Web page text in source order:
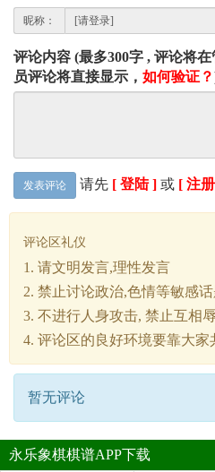
昵称：
评论内容 (最多300字 , 评论将
员评论将直接显示， 如何验证？
发表评论 请先 [ 登陆 ] 或 [ 注
评论区礼仪
1. 请文明发言,理性发言
2. 禁止讨论政治,色情等敏感
3. 不进行人身攻击, 禁止互相
4. 评论区的良好环境要靠大
暂无评论
永乐象棋棋谱APP下载